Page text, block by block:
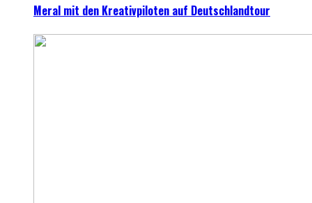
Meral mit den Kreativpiloten auf Deutschlandtour